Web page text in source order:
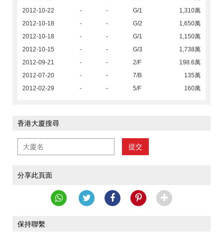
2012-10-22
- - G/1
1,310萬
2012-10-18
- - G/2
1,650萬
2012-10-18
- - G/1
1,150萬
2012-10-15
- - G/3
1,738萬
2012-09-21
- - 2/F
198.6萬
2012-07-20
- - 7/B
135萬
2012-02-29
- - 5/F 160萬
香港大廈搜尋
提交
分享此頁面
保持聯繫